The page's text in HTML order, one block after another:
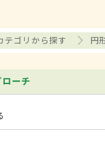
テゴリから探す 円
ーチ